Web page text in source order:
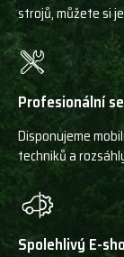
strojů, můžete si
Profesionální
Disponujeme
techniků a
Spolehlivý E-